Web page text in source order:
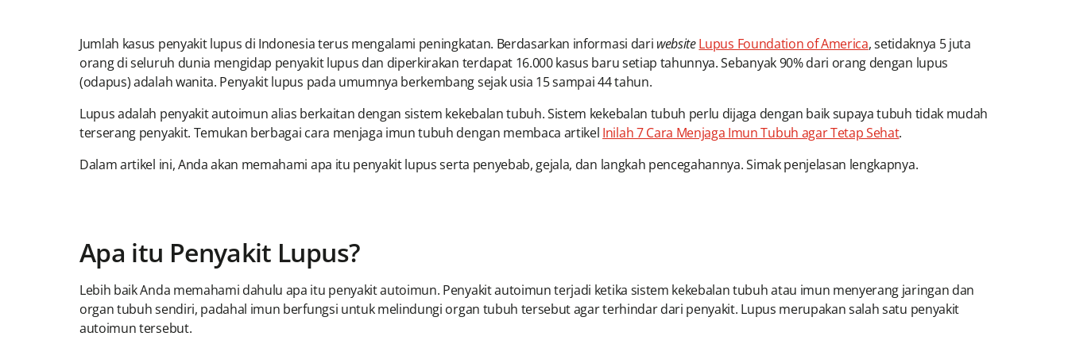
Jumlah kasus penyakit lupus di Indonesia terus mengalami peningkatan. Berdasarkan informasi dari websiteLupus Foundation of America, setidaknya 5 juta
orang di seluruh dunia mengidap penyakit lupus dan diperkirakan terdapat 16.000 kasus baru setiap tahunnya. Sebanyak 90% dari orang dengan lupus
(odapus) adalah wanita. Penyakit lupus pada umumnya berkembang sejak usia 15 sampai 44 tahun.
Lupus adalah penyakit autoimun alias berkaitan dengan sistem kekebalan tubuh. Sistem kekebalan tubuh perlu dijaga dengan baik supaya tubuh tidak mudah
terserang penyakit. Temukan berbagai cara menjaga imun tubuh dengan membaca artikel Inilah 7 Cara Menjaga Imun Tubuh agar Tetap Sehat.
Dalam artikel ini, Anda akan memahami apa itu penyakit lupus serta penyebab, gejala, dan langkah pencegahannya. Simak penjelasan lengkapnya.
Apa itu Penyakit Lupus?
Lebih baik Anda memahami dahulu apa itu penyakit autoimun. Penyakit autoimun terjadi ketika sistem kekebalan tubuh atau imun menyerang jaringan dan
organ tubuh sendiri, padahal imun berfungsi untuk melindungi organ tubuh tersebut agar terhindar dari penyakit. Lupus merupakan salah satu penyakit
autoimun tersebut.